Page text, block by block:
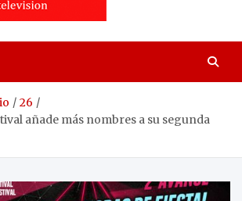
26
añade más nombres a su segunda